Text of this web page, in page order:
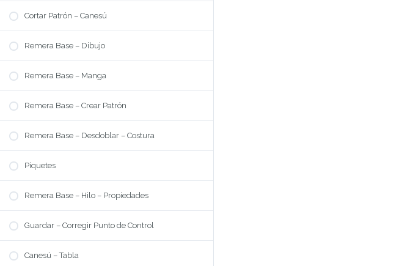
Cortar Patrón – Canesú
Remera Base – Dibujo
Remera Base – Manga
Remera Base – Crear Patrón
Remera Base – Desdoblar – Costura
Piquetes
Remera Base – Hilo – Propiedades
Guardar – Corregir Punto de Control
Canesú – Tabla
Modalidad
Precio
Preguntas Frecuentes
Bio Cynthia
Nos Recomiendan
SUSCRIBITE
Mi Cuenta